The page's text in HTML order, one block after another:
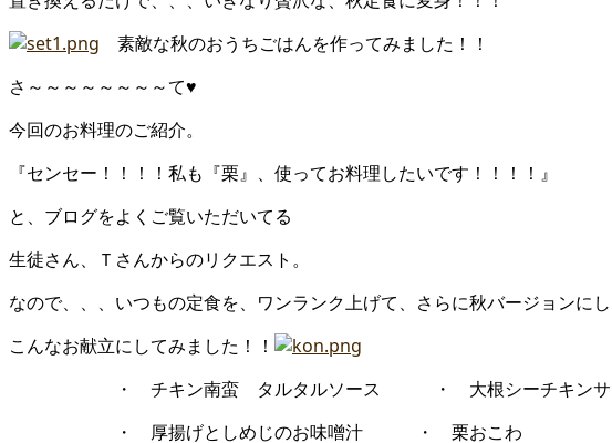
素敵な秋のおうちごはんを作ってみました！！
さ～～～～～～～～て♥
今回のお料理のご紹介。
『センセー！！！！私も『栗』、使ってお料理したいです！！！！』
と、ブログをよくご覧いただいてる
生徒さん、Ｔさんからのリクエスト。
なので、、、いつもの定食を、ワンランク上げて、さらに秋バージョンに
こんなお献立にしてみました！！
・ チキン南蛮 タルタルソース ・ 大根シーチキンサ
・ 厚揚げとしめじのお味噌汁 ・ 栗おこわ